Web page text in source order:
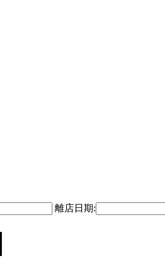
離店日期: